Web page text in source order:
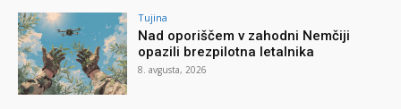
Tujina
Nad oporiščem v zahodni Nemčiji
opazili brezpilotna letalnika
8. avgusta, 2026